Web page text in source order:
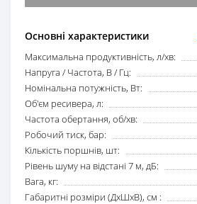
Основні характеристики
Максимальна продуктивність, л/хв:
Напруга / Частота, В / Гц:
Номінальна потужність, Вт:
Об'єм ресивера, л:
Частота обертання, об/хв:
Робочий тиск, бар:
Кількість поршнів, шт:
Рівень шуму на відстані 7 м, дБ:
Вага, кг:
Габаритні розміри (ДхШхВ), см :